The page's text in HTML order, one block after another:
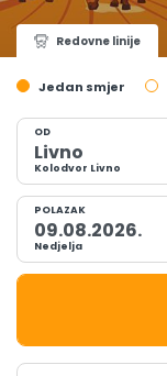
Redovne linije
Jedan smjer
ODDeparture
Kolodvor Livno
POLAZAKTravel date
Nedjelja